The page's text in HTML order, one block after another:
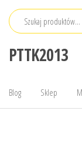
Przejdź
PTTK2013
Blog Sklep